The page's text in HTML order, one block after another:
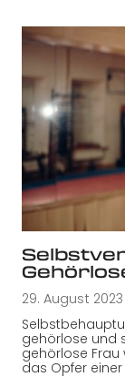
29. August 2023
gehörlose und
gehörlose
das Opfer